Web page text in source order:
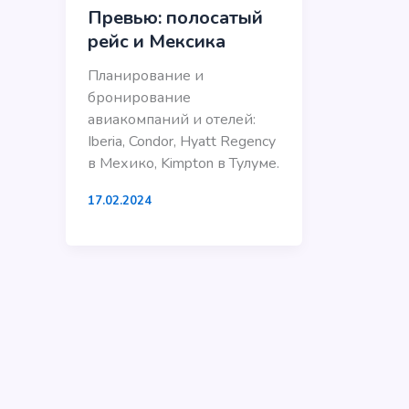
Превью: полосатый
рейс и Мексика
Планирование и
бронирование
авиакомпаний и отелей:
Iberia, Condor, Hyatt Regency
в Мехико, Kimpton в Тулуме.
17.02.2024